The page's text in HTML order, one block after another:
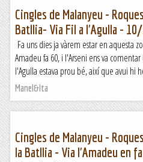
Cingles de Malanyeu -
Batllia- Via Fil a l'Agulla -
Fa uns dies ja vàrem estar en aquesta
Amadeu fa 60, i l'Arseni ens va comentar
l'Agulla estava prou bé, així que avui hi
Manel&Ita
Cingles de Malanyeu -
la Batllia - Via l'Amadeu en